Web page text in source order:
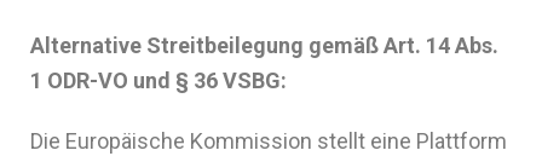
Alternative Streitbeilegung gemäß Art. 14 Abs.
1 ODR-VO und § 36 VSBG:
Die Europäische Kommission stellt eine Plattform